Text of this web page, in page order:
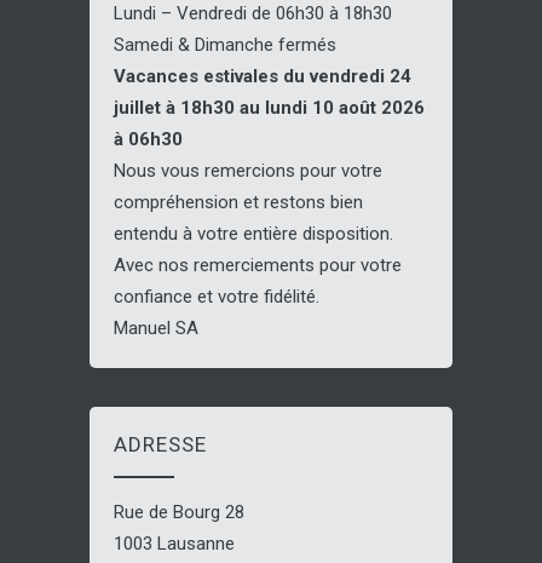
Lundi – Vendredi de 06h30 à 18h30
Samedi & Dimanche fermés
Vacances estivales du vendredi 24
juillet à 18h30 au lundi 10 août 2026
à 06h30
Nous vous remercions pour votre
compréhension et restons bien
entendu à votre entière disposition.
Avec nos remerciements pour votre
confiance et votre fidélité.
Manuel SA
ADRESSE
Rue de Bourg 28
1003 Lausanne